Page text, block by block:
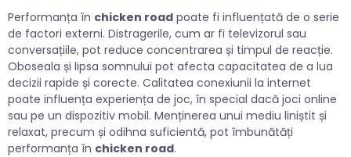
Performanța în chicken road poate fi influențată de o serie
de factori externi. Distragerile, cum ar fi televizorul sau
conversațiile, pot reduce concentrarea și timpul de reacție.
Oboseala și lipsa somnului pot afecta capacitatea de a lua
decizii rapide și corecte. Calitatea conexiunii la internet
poate influența experiența de joc, în special dacă joci online
sau pe un dispozitiv mobil. Menținerea unui mediu liniștit și
relaxat, precum și odihna suficientă, pot îmbunătăți
performanța în chicken road.